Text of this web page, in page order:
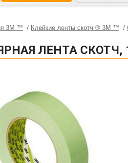
3M ™ Клейкие ленты скотч ® 3M ™
ЛЕНТА